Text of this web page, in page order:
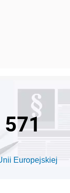
571
Europejskiej